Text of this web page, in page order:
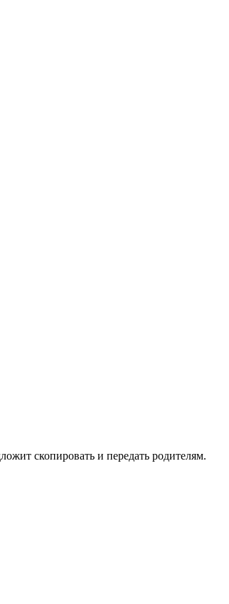
скопировать и передать родителям.